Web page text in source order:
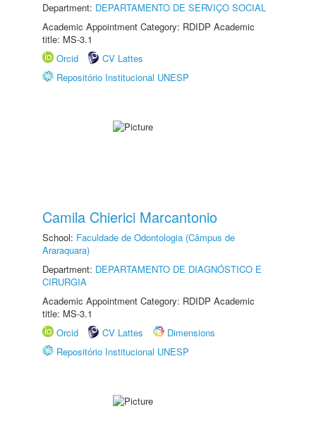
Department: DEPARTAMENTO DE SERVIÇO SOCIAL
Academic Appointment Category: RDIDP Academic
title: MS-3.1
Orcid
CV Lattes
Repositório Institucional UNESP
Camila Chierici Marcantonio
School: Faculdade de Odontologia (Câmpus de
Araraquara)
Department: DEPARTAMENTO DE DIAGNÓSTICO E
CIRURGIA
Academic Appointment Category: RDIDP Academic
title: MS-3.1
Orcid
CV Lattes
Dimensions
Repositório Institucional UNESP